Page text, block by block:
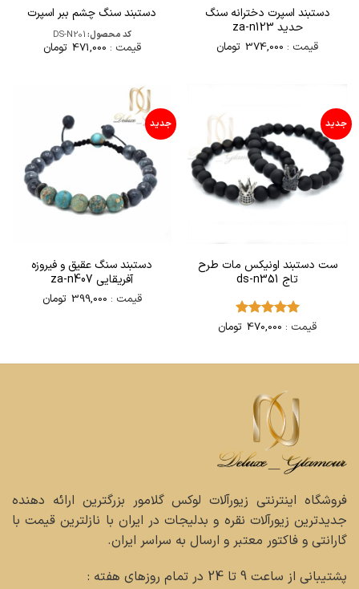
دستبند اسپرت دخترانه سنگ
حدید za-n123
قیمت : 374,000 تومان
دستبند سنگ چشم ببر اسپرت
کد محصول:DS-N201
قیمت : 471,000 تومان
جدید
ست دستبند اونیکس مات طرح
تاج ds-n351
امتیاز5از
قیمت : 470,000 تومان
جدید
دستبند سنگ عقیق و فیروزه
آفریقایی za-n407
قیمت : 399,000 تومان
فروشگاه اینترنتی زیورآلات لوکس گلامور بزرگترین ارائه دهنده
جدیدترین زیورآلات نقره و بدلیجات در ایران با نازلترین قیمت با
گارانتی و فاکتور معتبر و ارسال به سراسر ایران.
پشتیبانی از ساعت 9 تا 24 در تمام روزهای هفته :